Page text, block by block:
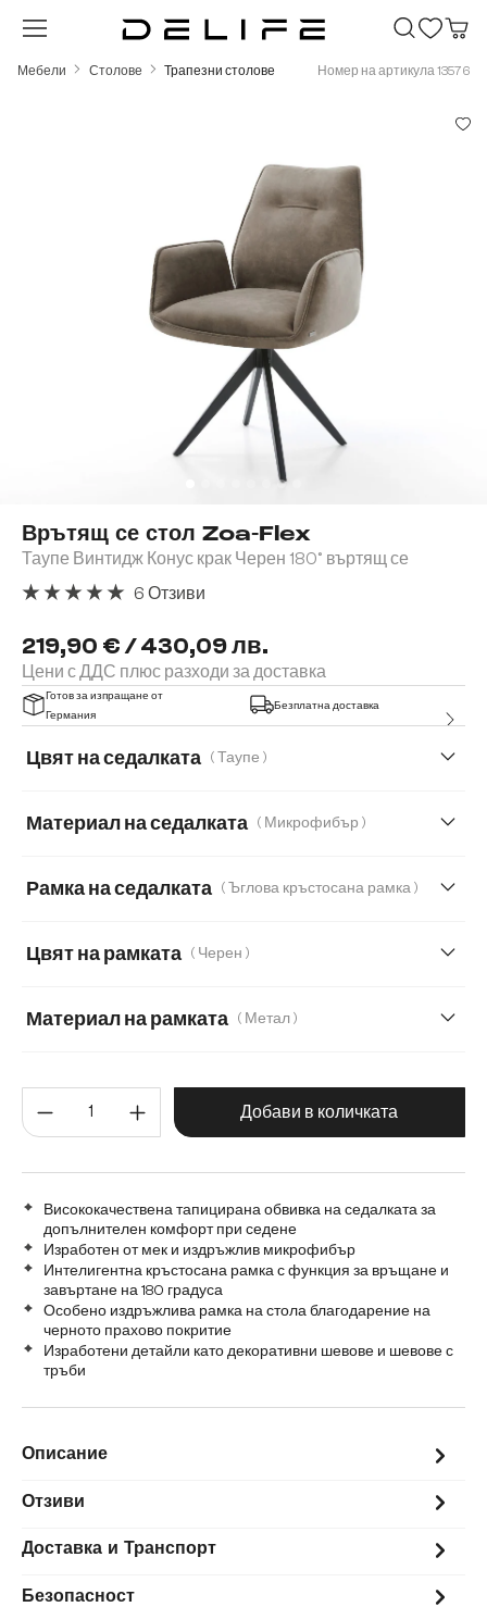
Преминете към основното съдържание
Мебели Столове Трапезни столове Номер на артикула 13576
Врътящ се стол Zoa-Flex
Таупе Винтидж Конус крак Черен 180° въртящ се
219,90 € / 430,09 лв.
Цени с ДДС плюс разходи за доставка
6 Отзиви
Готов за изпращане от
Германия
Безплатна доставка
Цвят на седалката ( Таупе )
Материал на седалката ( Микрофибър )
Мека плюшена материя
Меко букле Мек текстилен плат с текстура
Рамка на седалката ( Ъглова кръстосана рамка )
Цвят на рамката ( Черен )
Материал на рамката ( Метал )
Дърво Матирана неръждаема стомана
Количество на продукта:
Добави в количката
Висококачествена тапицирана обвивка на седалката за
допълнителен комфорт при седене
Изработен от мек и издръжлив микрофибър
Интелигентна кръстосана рамка с функция за връщане и
завъртане на 180 градуса
Особено издръжлива рамка на стола благодарение на
черното прахово покритие
Изработени детайли като декоративни шевове и шевове с
тръби
Описание
Отзиви
Доставка и Транспорт
Безопасност